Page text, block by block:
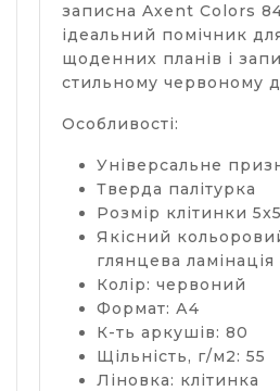
записна Axent Colors
ідеальний помічник
щоденних планів і
стильному червоному
Особливості:
Універсальне
Тверда палітурка
Розмір клітинки
Якісний
глянцева
Колір: червоний
Формат: А4
К-ть аркушів: 80
Щільність, г/м2: 55
Ліновка: клітинка